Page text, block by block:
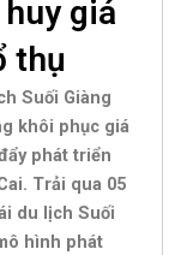
giá
thụ
Suối Giàng
khôi phục giá
phát triển
Trải qua 05
du lịch Suối
hình phát